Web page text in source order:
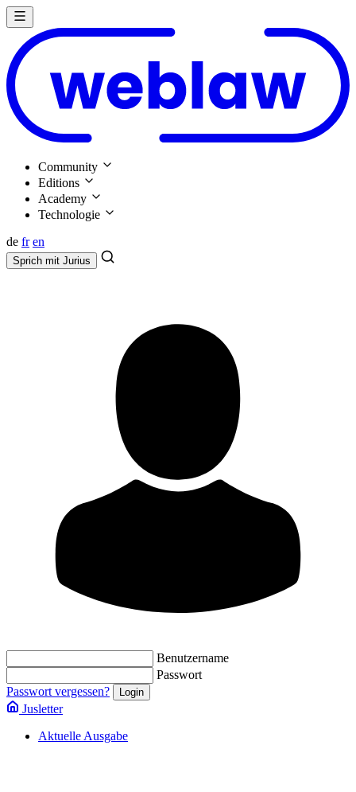
Community
Editions
Academy
Technologie
de fr en
Sprich mit Jurius
Benutzername
Passwort
Passwort vergessen?
Jusletter
Aktuelle Ausgabe